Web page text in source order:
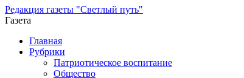
Редакция газеты "Светлый путь"
Газета
Промотать
содержимому
Главная
Рубрики
Патриотическое воспитание
Общество